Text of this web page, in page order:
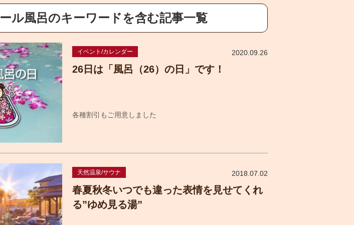
ビール風呂のキーワードを含む記事一覧
イベント/カレンダー 2020.09.26
26日は「風呂（26）の日」です！
各種割引もご用意しました
天然温泉/サウナ 2018.07.02
春夏秋冬いつでも違った表情を見せてくれ
る”ゆめ見る湯”